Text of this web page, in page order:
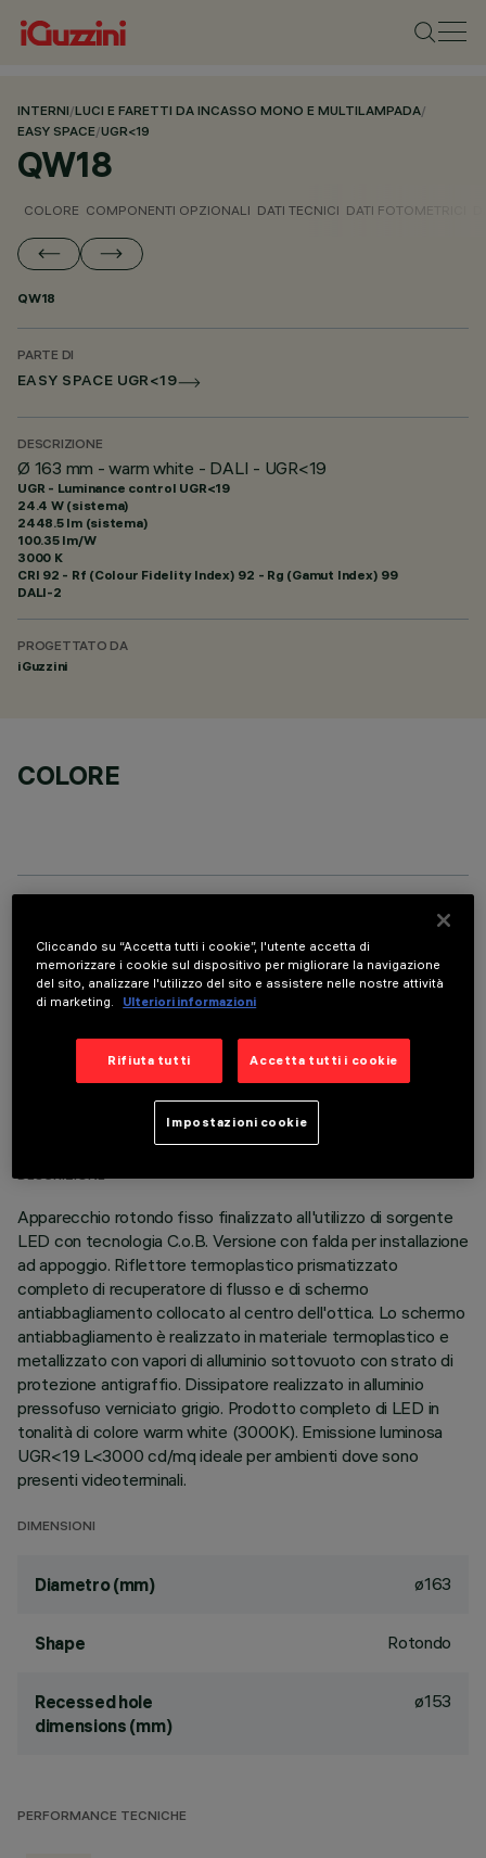
INTERNI/LUCI E FARETTI DA INCASSO MONO E MULTILAMPADA/
EASY SPACE/UGR<19
QW18
COLORE COMPONENTI OPZIONALI DATI TECNICI DATI FOTOMETRICI
QW18
PARTE DI
EASY SPACE UGR<19
DESCRIZIONE
Ø 163 mm - warm white - DALI - UGR<19
UGR - Luminance control UGR<19
24.4 W (sistema)
2448.5 lm (sistema)
100.35 lm/W
3000 K
CRI 92 - Rf (Colour Fidelity Index) 92 - Rg (Gamut Index) 99
DALI-2
PROGETTATO DA
iGuzzini
COLORE
DATI TECNICI
ULTIMO AGGIORNAMENTO: 06/08/2026
DESCRIZIONE
Apparecchio rotondo fisso finalizzato all'utilizzo di sorgente
LED con tecnologia C.o.B. Versione con falda per installazione
ad appoggio. Riflettore termoplastico prismatizzato
completo di recuperatore di flusso e di schermo
antiabbagliamento collocato al centro dell'ottica. Lo schermo
antiabbagliamento è realizzato in materiale termoplastico e
metallizzato con vapori di alluminio sottovuoto con strato di
protezione antigraffio. Dissipatore realizzato in alluminio
pressofuso verniciato grigio. Prodotto completo di LED in
tonalità di colore warm white (3000K). Emissione luminosa
UGR<19 L<3000 cd/mq ideale per ambienti dove sono
presenti videoterminali.
DIMENSIONI
Diametro (mm) ø163
Shape Rotondo
Recessed hole
dimensions (mm)
ø153
PERFORMANCE TECNICHE
Cliccando su “Accetta tutti i cookie”, l'utente accetta di
memorizzare i cookie sul dispositivo per migliorare la navigazione
del sito, analizzare l'utilizzo del sito e assistere nelle nostre attività
di marketing.
Ulteriori informazioni
Rifiuta tutti Accetta tutti i cookie
Impostazioni cookie